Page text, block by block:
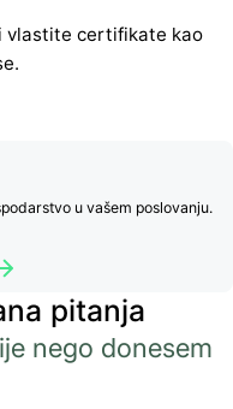
vlastite certifikate kao
u vašem poslovanju.
pitanja
nego donesem